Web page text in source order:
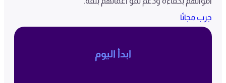
جرب مجانًا
ابدأ اليوم